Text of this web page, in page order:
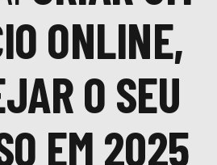
ONLINE,
O SEU
EM 2025